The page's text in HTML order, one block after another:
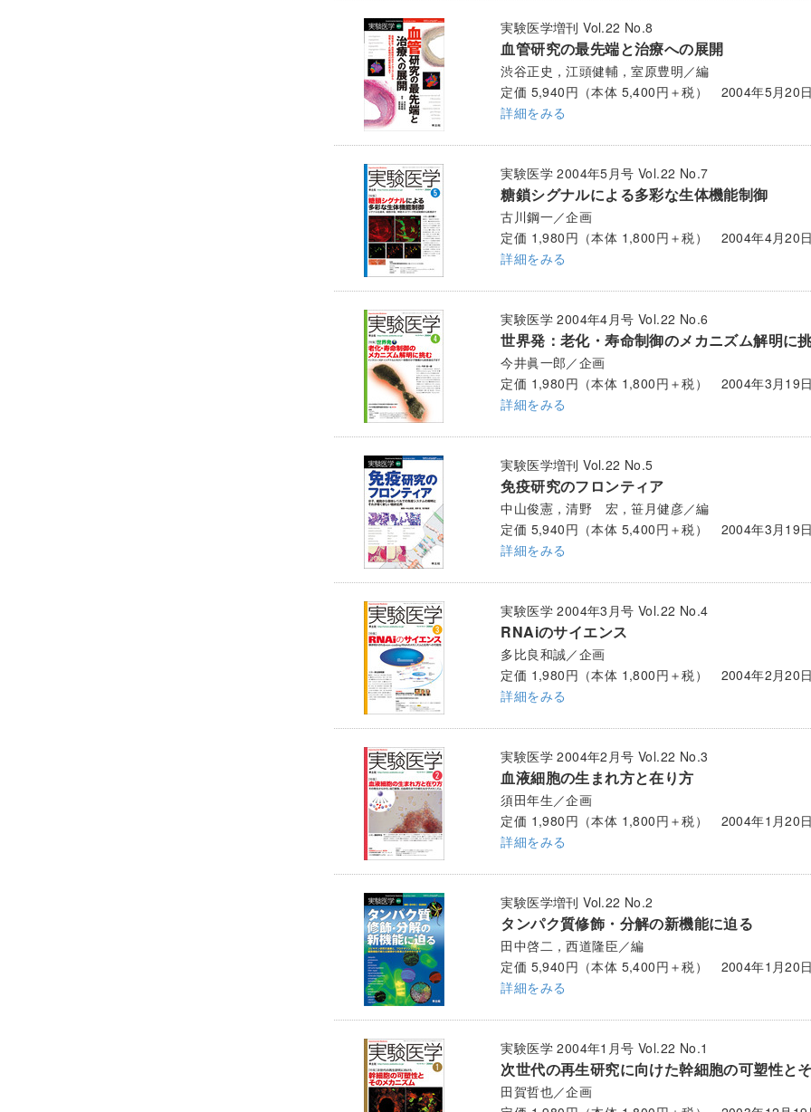
実験医学増刊 Vol.22 No.8
血管研究の最先端と治療への展開
渋谷正史，江頭健輔，室原豊明／編
定価 5,940円（本体 5,400円＋税） 2004年5月20
詳細をみる
実験医学 2004年5月号 Vol.22 No.7
糖鎖シグナルによる多彩な生体機能制御
古川鋼一／企画
定価 1,980円（本体 1,800円＋税） 2004年4月20
詳細をみる
実験医学 2004年4月号 Vol.22 No.6
世界発：老化・寿命制御のメカニズム解明に
今井眞一郎／企画
定価 1,980円（本体 1,800円＋税） 2004年3月19
詳細をみる
実験医学増刊 Vol.22 No.5
免疫研究のフロンティア
中山俊憲，清野 宏，笹月健彦／編
定価 5,940円（本体 5,400円＋税） 2004年3月19
詳細をみる
実験医学 2004年3月号 Vol.22 No.4
RNAiのサイエンス
多比良和誠／企画
定価 1,980円（本体 1,800円＋税） 2004年2月20
詳細をみる
実験医学 2004年2月号 Vol.22 No.3
血液細胞の生まれ方と在り方
須田年生／企画
定価 1,980円（本体 1,800円＋税） 2004年1月20
詳細をみる
実験医学増刊 Vol.22 No.2
タンパク質修飾・分解の新機能に迫る
田中啓二，西道隆臣／編
定価 5,940円（本体 5,400円＋税） 2004年1月20
詳細をみる
実験医学 2004年1月号 Vol.22 No.1
次世代の再生研究に向けた幹細胞の可塑性と
田賀哲也／企画